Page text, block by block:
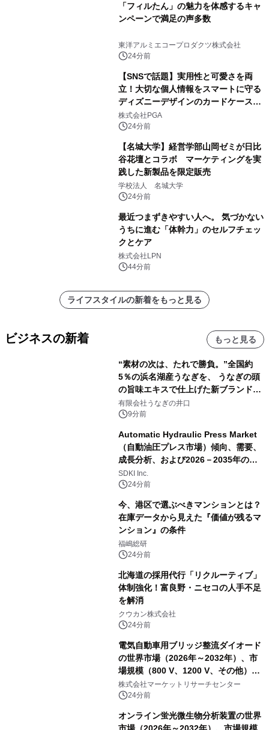
「フィルたん」の魅力を体感するキャ
ンペーンで満足の声多数
東洋アルミエコープロダクツ株式会社
24分前
【SNSで話題】実用性と可愛さを両
立！大切な個人情報をスマートに守る
ディズニーデザインのカードケースを
株式会社PGAが8月7日発売
株式会社PGA
24分前
【名城大学】経営学部山岡ゼミが日比
谷花壇とコラボ マーケティングを実
践した新製品を限定販売
学校法人 名城大学
24分前
最近つまずきやすい人へ。 気づかない
うちに進む「体幹力」のセルフチェッ
クとケア
株式会社LPN
44分前
ライフスタイルの新着をもっと見る
ビジネスの新着 もっと見る
“素材の次は、たれで勝負。”全国約
5％の浜名湖産うなぎを、 うなぎの頭
の旨味エキスで仕上げた新ブランド
「井口の誉」誕生
有限会社うなぎの井口
9分前
Automatic Hydraulic Press Market
（自動油圧プレス市場）傾向、需要、
成長分析、および2026－2035年の予
測
SDKI Inc.
24分前
今、港区で選ぶべきマンションとは？
在庫データから見えた『価値が残るマ
ンション』の条件
福嶋総研
24分前
北海道の採用代行「リクルーティブ」
体制強化！富良野・ニセコの人手不足
を解消
クウカン株式会社
24分前
電気自動車用ブリッジ整流ダイオード
の世界市場（2026年～2032年）、市
場規模（800 V、1200 V、その他）・
分析レポートを発表
株式会社マーケットリサーチセンター
24分前
オンライン蛍光微生物分析装置の世界
市場（2026年～2032年）、市場規模